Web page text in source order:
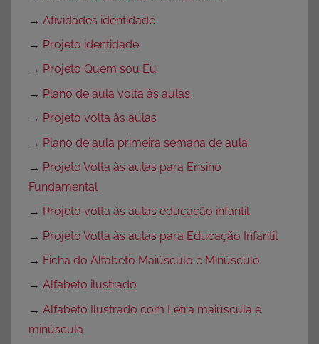
→ Atividades identidade
→ Projeto identidade
→ Projeto Quem sou Eu
→ Plano de aula volta às aulas
→ Projeto volta às aulas
→ Plano de aula primeira semana de aula
→ Projeto Volta às aulas para Ensino
Fundamental
→ Projeto volta às aulas educação infantil
→ Projeto Volta às aulas para Educação Infantil
→ Ficha do Alfabeto Maiúsculo e Minúsculo
→ Alfabeto ilustrado
→ Alfabeto Ilustrado com Letra maiúscula e
minúscula